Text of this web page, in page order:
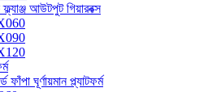
আউটপুট গিয়ারবক্স
ফাঁপা ঘূর্ণায়মান প্ল্যাটফর্ম